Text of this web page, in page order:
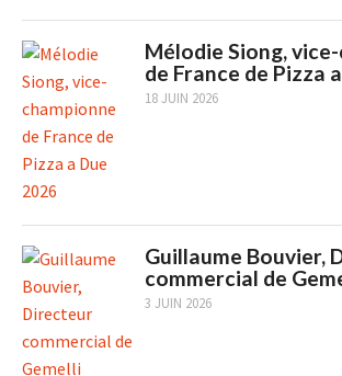
Mélodie Siong,
de France de Pizza
18 JUIN 2026
Guillaume Bouvier,
commercial de
3 JUIN 2026